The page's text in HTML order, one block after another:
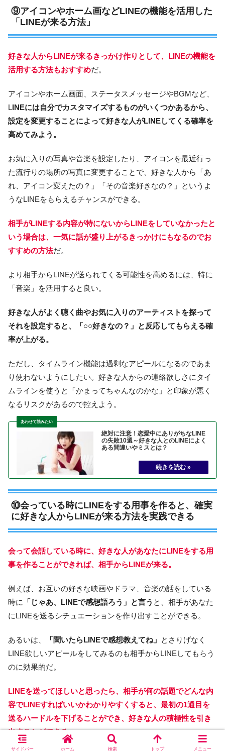
⑨アイコンやホーム画などLINEの機能を活用した
「LINEが来る方法」
好きな人からLINEが来るきっかけ作りとして、LINEの機能を
活用する方法もおすすめだ。
アイコンやホーム画面、ステータスメッセージやBGMなど、
LINEには自分でカスタマイズするものがいくつかあるから、
設定を変更することによって好きな人がLINEしてくる確率を
高めてみよう。
お気に入りの写真や音楽を設定したり、アイコンを最近行っ
た流行りの場所の写真に変更することで、好きな人から「あ
れ、アイコン変えたの？」「その音楽好きなの？」というよ
うなLINEをもらえるチャンスができる。
相手がLINEする内容が特にないからLINEをしていなかったと
いう場合は、一気に話が盛り上がるきっかけにもなるのでお
すすめの方法だ。
より相手からLINEが送られてくる可能性を高めるには、特に
「音楽」を活用すると良い。
好きな人がよく聴く曲やお気に入りのアーティストを探って
それを設定すると、「○○好きなの？」と反応してもらえる確
率が上がる。
ただし、タイムライン機能は過剰なアピールになるのであま
り使わないようにしたい。好きな人からの連絡欲しさにタイ
ムラインを使うと「かまってちゃんなのかな」と印象が悪く
なるリスクがあるので控えよう。
絶対に注意！恋愛中にありがちなLINE
の失敗10選～好きな人とのLINEによく
ある間違いやミスとは？
⑩会っている時にLINEをする用事を作ると、確実
に好きな人からLINEが来る方法を実践できる
会って会話している時に、好きな人があなたにLINEをする用
事を作ることができれば、相手からLINEが来る。
例えば、お互いの好きな映画やドラマ、音楽の話をしている
時に
「じゃあ、LINEで感想語ろう」と言う と、相手があなた
にLINEを送るシチュエーションを作り出すことができる。
あるいは、 「聞いたらLINEで感想教えてね」 とさりげなく
LINE欲しいアピールをしてみるのも相手からLINEしてもらう
のに効果的だ。
LINEを送ってほしいと思ったら、相手が何の話題でどんな内
容でLINEすればいいかわかりやすくすると、最初の1通目を
送るハードルを下げることができ、好きな人の積極性を引き
出すことができる。
サイドバー ホーム 検索 トップ メニュー